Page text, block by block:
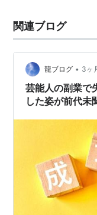
関連ブログ
龍ブログ • 3ヶ
芸能人の副業で
した姿が前代未